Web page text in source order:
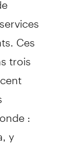
Ces
trois
:
, y